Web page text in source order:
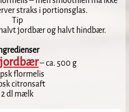
straks i portionsglas.
Tip
jordbær og halvt hindbær.
jordbær– ca. 500 g
flormelis
citronsaft
2 dl mælk